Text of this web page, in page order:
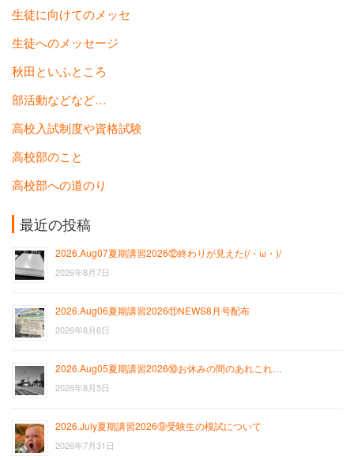
生徒に向けてのメッセ
生徒へのメッセージ
秋田といふところ
部活動などなど…
高校入試制度や資格試験
高校部のこと
高校部への道のり
最近の投稿
2026.Aug07夏期講習2026⑫終わりが見えた(/・ω・)/
2026年8月7日
2026.Aug06夏期講習2026⑪NEWS8月号配布
2026年8月6日
2026.Aug05夏期講習2026⑩お休みの間のあれこれ…
2026年8月5日
2026.July夏期講習2026⑨受験生の模試について
2026年7月31日